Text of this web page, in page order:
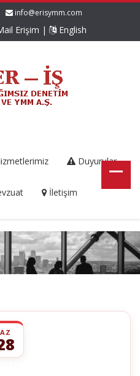
info@erisymm.com
Erişim | English
Duyurular
İletişim